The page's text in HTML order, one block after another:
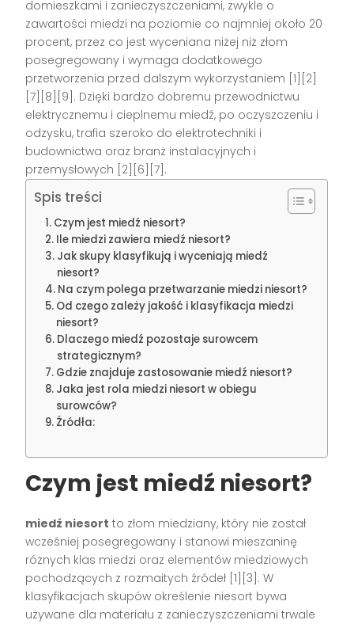
domieszkami i zanieczyszczeniami, zwykle o
zawartości miedzi na poziomie co najmniej około 20
procent, przez co jest wyceniana niżej niż złom
posegregowany i wymaga dodatkowego
przetworzenia przed dalszym wykorzystaniem [1][2]
[7][8][9]. Dzięki bardzo dobremu przewodnictwu
elektrycznemu i cieplnemu miedź, po oczyszczeniu i
odzysku, trafia szeroko do elektrotechniki i
budownictwa oraz branż instalacyjnych i
przemysłowych [2][6][7].
Spis treści
Czym jest miedź niesort?
Ile miedzi zawiera miedź niesort?
Jak skupy klasyfikują i wyceniają miedź
niesort?
Na czym polega przetwarzanie miedzi niesort?
Od czego zależy jakość i klasyfikacja miedzi
niesort?
Dlaczego miedź pozostaje surowcem
strategicznym?
Gdzie znajduje zastosowanie miedź niesort?
Jaka jest rola miedzi niesort w obiegu
surowców?
Źródła:
Czym jest miedź niesort?
miedź niesort to złom miedziany, który nie został
wcześniej posegregowany i stanowi mieszaninę
różnych klas miedzi oraz elementów miedziowych
pochodzących z rozmaitych źródeł [1][3]. W
klasyfikacjach skupów określenie niesort bywa
używane dla materiału z zanieczyszczeniami trwale